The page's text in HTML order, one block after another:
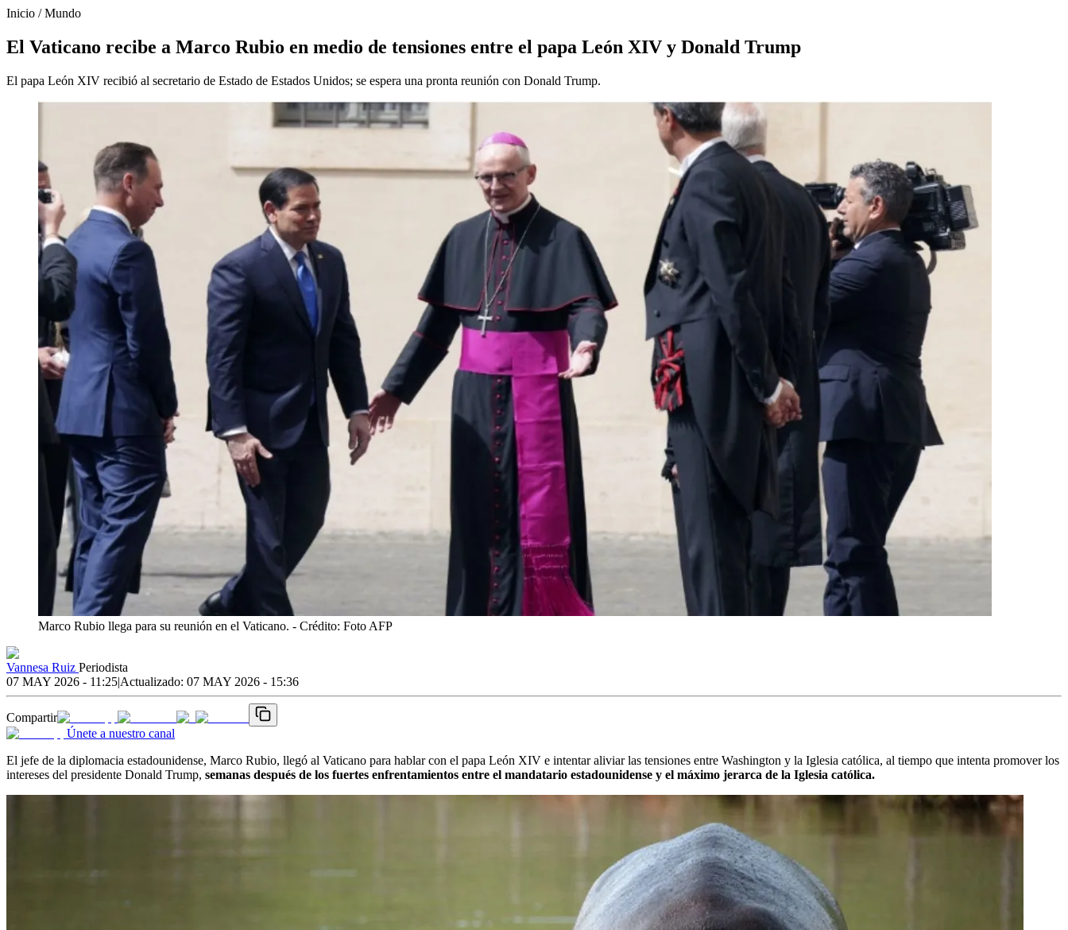
Inicio /Mundo
El Vaticano recibe a Marco Rubio en medio de tensiones entre el papa León XIV y Donald Trump
El papa León XIV recibió al secretario de Estado de Estados Unidos; se espera una pronta reunión con Donald Trump.
Marco Rubio llega para su reunión en el Vaticano. - Crédito: Foto AFP
Vannesa Ruiz Periodista
07 MAY 2026 - 11:25|Actualizado: 07 MAY 2026 - 15:36
Compartir
Únete a nuestro canal
El jefe de la diplomacia estadounidense, Marco Rubio, llegó al Vaticano para hablar con el papa León XIV e intentar aliviar las tensiones entre Washington y la Iglesia católica, al tiempo que intenta promover los
intereses del presidente Donald Trump, semanas después de los fuertes enfrentamientos entre el mandatario estadounidense y el máximo jerarca de la Iglesia católica.